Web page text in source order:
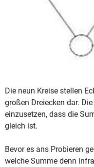
Die neun Kreise stellen
großen Dreiecken dar.
einzusetzen, dass die
gleich ist.
Bevor es ans Probieren
welche Summe denn